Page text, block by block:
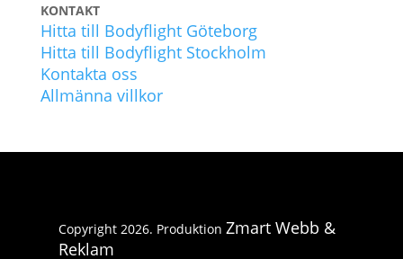
KONTAKT
Hitta till Bodyflight Göteborg
Hitta till Bodyflight Stockholm
Kontakta oss
Allmänna villkor
Copyright 2026. Produktion Zmart Webb &
Reklam